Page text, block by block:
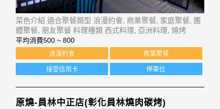
菜色介紹 適合聚餐類型 浪漫約會, 商業聚餐, 家庭聚餐, 團
體聚餐, 朋友聚餐 料理種類 西式料理, 亞洲料理, 燒烤
平均消費500 ~ 800
浪漫約會 商業聚餐
接受信用卡 停車位
原燒-員林中正店(彰化員林燒肉碳烤)